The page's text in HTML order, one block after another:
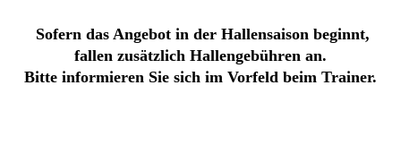
Sofern das Angebot in der Hallensaison beginnt,
fallen zusätzlich Hallengebühren an.
Bitte informieren Sie sich im Vorfeld beim Trainer.